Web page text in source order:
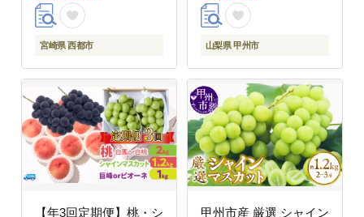
宮崎県 西都市 山梨県 甲州市
【年3回定期便】桃・シ
甲州市産 厳選 シャイン